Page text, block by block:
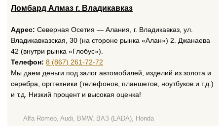
Ломбард Алмаз г. Владикавказ
Адрес: Северная Осетия — Алания, г. Владикавказ, ул.
Владикавказская, 30 (на стороне рынка «Алан») 2. Джанаева
42 (внутри рынка «Глобус»).
Телефон: 8 (867) 261-72-72
Мы даем деньги под залог автомобилей, изделий из золота и
серебра, оргтехники (телефонов, планшетов, ноутбуков и т.д.)
и т.д. Низкий процент и высокая оценка!
Alfa Romeo, Audi, BMW, ВАЗ (LADA), Honda